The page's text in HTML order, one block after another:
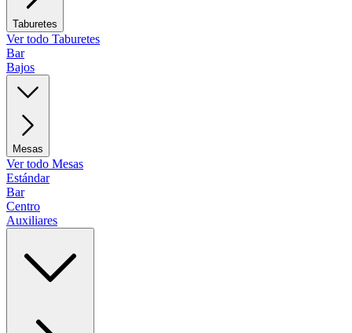
Taburetes
Ver todo Taburetes
Bar
Bajos
Mesas
Ver todo Mesas
Estándar
Bar
Centro
Auxiliares